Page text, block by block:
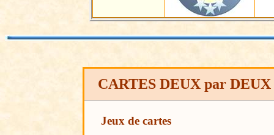
CARTES DEUX par DEUX
Jeux de cartes